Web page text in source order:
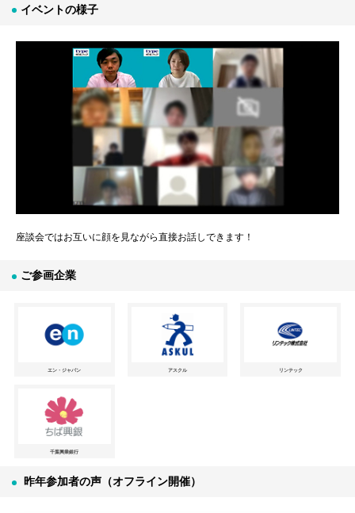
イベントの様子
座談会ではお互いに顔を見ながら直接お話しできます！
ご参画企業
エン・ジャパン アスクル リンテック
千葉興業銀行
昨年参加者の声（オフライン開催）